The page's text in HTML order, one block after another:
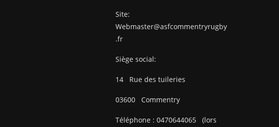
Site:
Webmaster@asfcommentryrugby
.fr
Siège social:
14 Rue des tuileries
03600 Commentry
Téléphone : 0470644065
(lors